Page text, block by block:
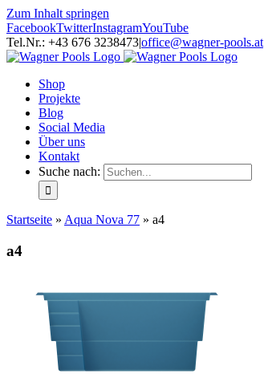
Zum Inhalt springen
FacebookTwitterInstagramYouTube
Tel.Nr.: +43 676 3238473|office@wagner-pools.at
Shop
Projekte
Blog
Social Media
Über uns
Kontakt
Suche nach:
Startseite » Aqua Nova 77 » a4
a4